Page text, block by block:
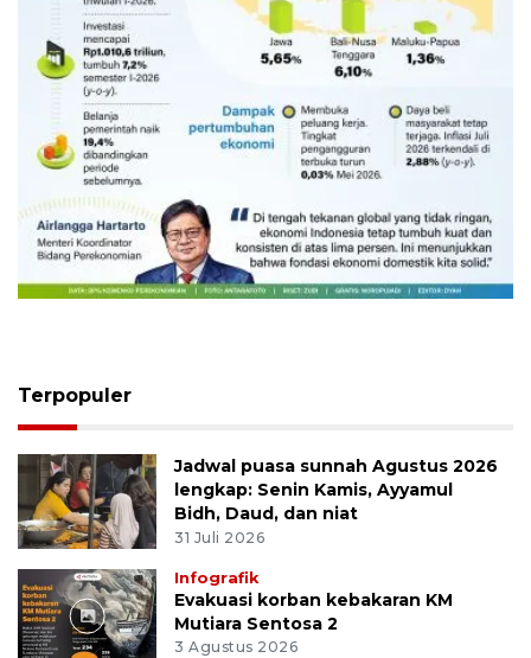
Ekonomi triwulan II-2026 tumbuh
5,29 persen
6 Agustus 2026
Terpopuler
Jadwal puasa sunnah Agustus 2026
lengkap: Senin Kamis, Ayyamul
Bidh, Daud, dan niat
31 Juli 2026
Infografik
Evakuasi korban kebakaran KM
Mutiara Sentosa 2
3 Agustus 2026